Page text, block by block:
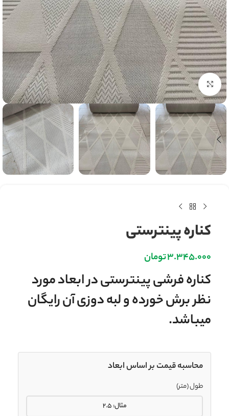
بزرگنمایی تصویر
کناره پینترستی
3.345.000تومان
کناره فرشی پینترستی در ابعاد مورد
نظر برش خورده و لبه دوزی آن رایگان
میباشد.
محاسبه قیمت بر اساس ابعاد
طول (متر)